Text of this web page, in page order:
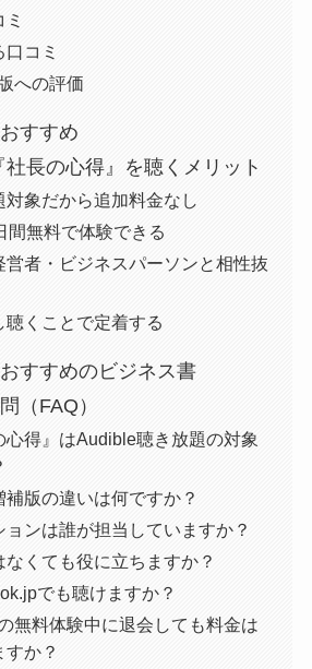
コミ
への評価
すすめ
長の心得』を聴くメリット
対象だから追加料金なし
間無料で体験できる
営者・ビジネスパーソンと相性抜
聴くことで定着する
すすめのビジネス書
（FAQ）
心得』はAudible聴き放題の対象
補版の違いは何ですか？
ョンは誰が担当していますか？
なくても役に立ちますか？
でも聴けますか？
無料体験中に退会しても料金は
か？